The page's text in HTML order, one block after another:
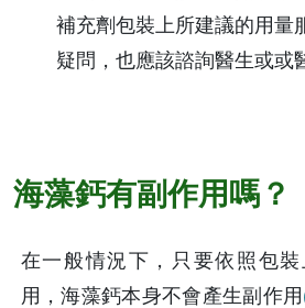
補充劑包裝上所建議的用量
疑問，也應該諮詢醫生或或
海藻鈣有副作用嗎？
在一般情況下，只要依照包
用，海藻鈣本身不會產生副作用